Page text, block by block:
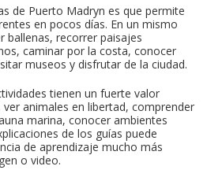
de Puerto Madryn es que permite
en pocos días. En un mismo
ballenas, recorrer paisajes
caminar por la costa, conocer
museos y disfrutar de la ciudad.
tienen un fuerte valor
animales en libertad, comprender
marina, conocer ambientes
de los guías puede
de aprendizaje mucho más
o video.